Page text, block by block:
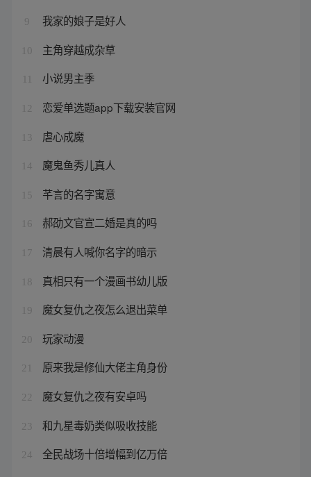
9 我家的娘子是好人
10 主角穿越成杂草
小说男主季
12 恋爱单选题app下载安装官网
13 虐心成魔
14 魔鬼鱼秀儿真人
15 芊言的名字寓意
16 郝劭文官宣二婚是真的吗
17 清晨有人喊你名字的暗示
18 真相只有一个漫画书幼儿版
19 魔女复仇之夜怎么退出菜单
20 玩家动漫
21 原来我是修仙大佬主角身份
22 魔女复仇之夜有安卓吗
23 和九星毒奶类似吸收技能
24
全民战场十倍增幅到亿万倍